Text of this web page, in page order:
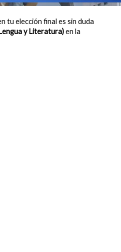
tu elección final es sin duda
y Literatura)en la